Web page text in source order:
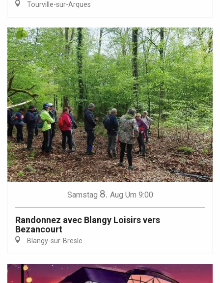
Tourville-sur-Arques
Samstag 8. Aug Um 9:00
Randonnez avec Blangy Loisirs vers
Bezancourt
Blangy-sur-Bresle